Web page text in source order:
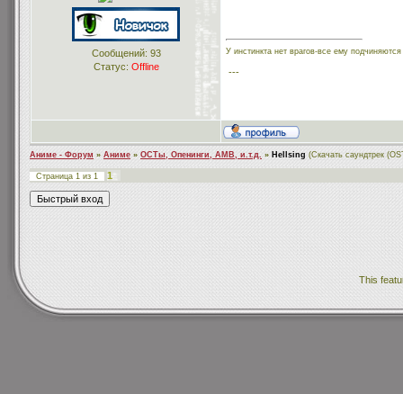
Сообщений: 93
Статус: Offline
У инстинкта нет врагов-все ему подчиняются
---
Аниме - Форум » Аниме » ОСТы, Опенинги, АМВ, и.т.д. » Hellsing (Скачать саундтрек
Страница 1 из 1 1
This